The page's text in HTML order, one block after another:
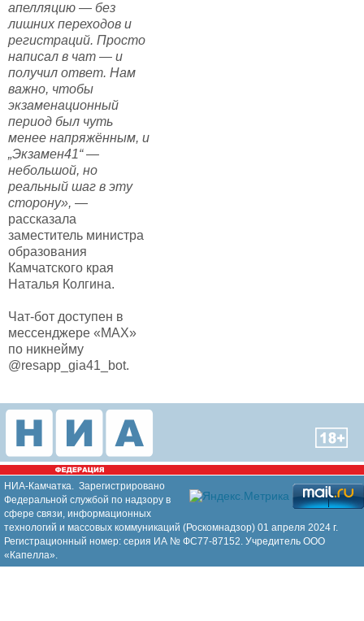
апелляцию — без
лишних переходов и
регистраций. Просто
написал в чат — и
получил ответ. Нам
важно, чтобы
экзаменационный
период был чуть
менее напряжённым, и
„Экзамен41“ —
небольшой, но
реальный шаг в эту
сторону», —
рассказала
заместитель министра
образования
Камчатского края
Наталья Колгина.
Чат-бот доступен в
мессенджере «МАХ»
по никнейму
@resapp_gia41_bot.
НИА-Камчатка. Зарегистрировано
Федеральной службой по надзору в
сфере связи, информационных
технологий и массовых коммуникаций (Роскомнадзор) 01 апреля 2024 г.
Регистрационный номер: серия ИА № ФС77-87152. Учредитель ООО
«Капелла».